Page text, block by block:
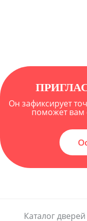
Он зафиксирует
поможет вам
Каталог дверей